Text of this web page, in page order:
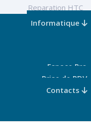
Reparation HTC
Informatique
Espace Pro
Prise de RDV
Contacts